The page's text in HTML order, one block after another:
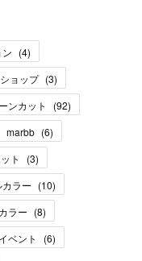
(4)
ョップ (3)
ンカット (92)
marbb (6)
ト (3)
ラー (10)
ラー (8)
イベント (6)